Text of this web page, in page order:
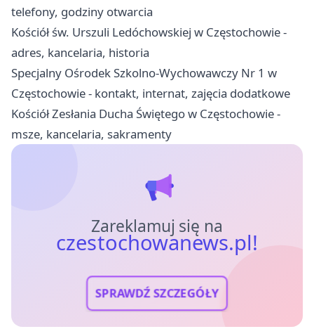
telefony, godziny otwarcia
Kościół św. Urszuli Ledóchowskiej w Częstochowie -
adres, kancelaria, historia
Specjalny Ośrodek Szkolno-Wychowawczy Nr 1 w
Częstochowie - kontakt, internat, zajęcia dodatkowe
Kościół Zesłania Ducha Świętego w Częstochowie -
msze, kancelaria, sakramenty
Zareklamuj się na
czestochowanews.pl!
SPRAWDŹ SZCZEGÓŁY